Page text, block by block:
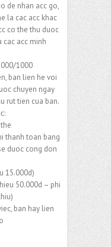
de nhan acc go,
la cac acc khac
co the thu duoc
cac acc minh
1000
ban lien he voi
chuyen ngay
rut tien cua ban.
thanh toan bang
duoc cong don
15.000d)
50.000d – phi
ban hay lien